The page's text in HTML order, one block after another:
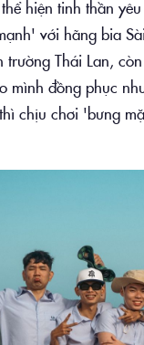
hiện tinh thần
với hãng bia
Thái Lan,
mình đồng phục
chịu chơi 'bưng